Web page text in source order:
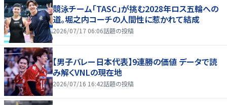
競泳チーム「TASC」が挑む2028年ロス五輪への
道。堀之内コーチの人間性に惹かれて結成
2026/07/17 06:06話題の投稿
【男子バレー日本代表】9連勝の価値 データで読
み解くVNLの現在地
2026/07/16 16:42話題の投稿